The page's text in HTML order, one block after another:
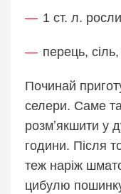
1 ст. л.
перець,
Починай
селери. Саме
розмʼякшити у
години. Після
теж наріж
цибулю